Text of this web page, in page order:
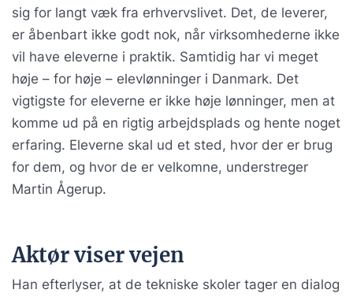
sig for langt væk fra erhvervslivet. Det, de leverer,
er åbenbart ikke godt nok, når virksomhederne ikke
vil have eleverne i praktik. Samtidig har vi meget
høje – for høje – elevlønninger i Danmark. Det
vigtigste for eleverne er ikke høje lønninger, men at
komme ud på en rigtig arbejdsplads og hente noget
erfaring. Eleverne skal ud et sted, hvor der er brug
for dem, og hvor de er velkomne, understreger
Martin Ågerup.
Aktør viser vejen
Han efterlyser, at de tekniske skoler tager en dialog